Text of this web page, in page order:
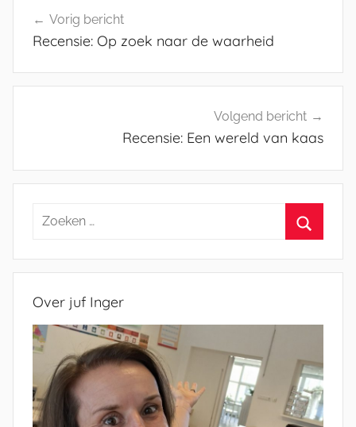
navigatie
Vorig bericht
Recensie: Op zoek naar de waarheid
Volgend bericht
Recensie: Een wereld van kaas
Zoeken
Over juf Inger